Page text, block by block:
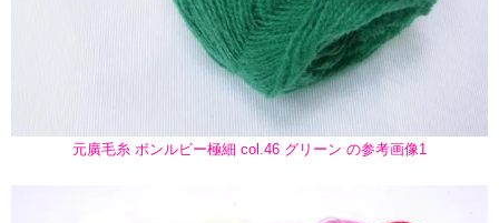
元廣毛糸 ボンルビー極細 col.46 グリーン の参考画像1